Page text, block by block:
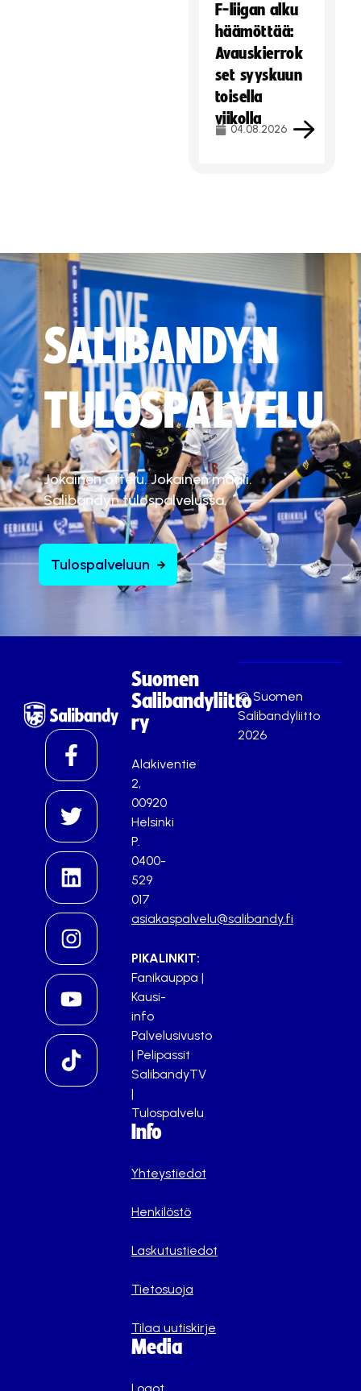
F-liigan alku
häämöttää:
Avauskierrok
set syyskuun
toisella
viikolla
04.08.2026
SALIBANDYN
TULOSPALVELU
Jokainen ottelu. Jokainen maali.
Salibandyn tulospalvelussa.
Tulospalveluun
Suomen
Salibandyliitto
ry
Alakiventie
2,
00920
Helsinki
P.
0400-
529
017
asiakaspalvelu@salibandy.fi
PIKALINKIT:
Fanikauppa |
Kausi-
info
Palvelusivusto
| Pelipassit
SalibandyTV
|
Tulospalvelu
Info
Yhteystiedot
Henkilöstö
Laskutustiedot
Tietosuoja
Tilaa uutiskirje
Media
© Suomen
Salibandyliitto
2026